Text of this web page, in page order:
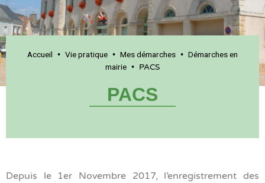
Accueil • Vie pratique • Mes démarches • Démarches en
mairie • PACS
PACS
Depuis le 1er Novembre 2017, l’enregistrement des